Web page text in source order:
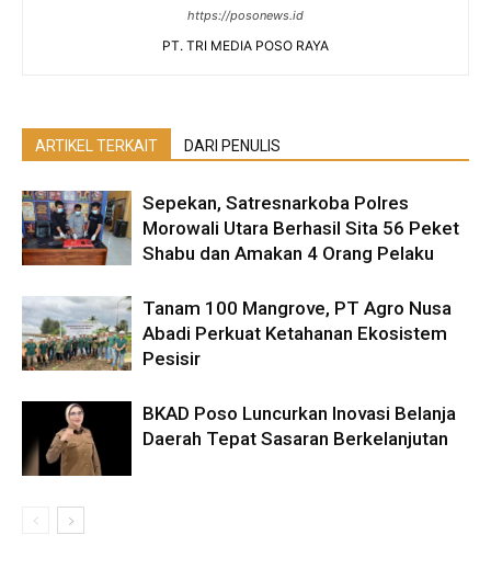
https://posonews.id
PT. TRI MEDIA POSO RAYA
ARTIKEL TERKAIT DARI PENULIS
Sepekan, Satresnarkoba Polres
Morowali Utara Berhasil Sita 56 Peket
Shabu dan Amakan 4 Orang Pelaku
Tanam 100 Mangrove, PT Agro Nusa
Abadi Perkuat Ketahanan Ekosistem
Pesisir
BKAD Poso Luncurkan Inovasi Belanja
Daerah Tepat Sasaran Berkelanjutan